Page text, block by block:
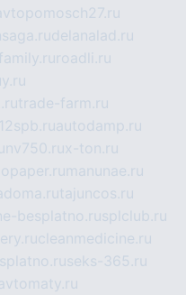
delanalad.ru
roadli.ru
trade-farm.ru
autodamp.ru
nv750.rux-ton.ru
manunae.ru
tajuncos.ru
besplatno.rusplclub.ru
cleanmedicine.ru
seks-365.ru